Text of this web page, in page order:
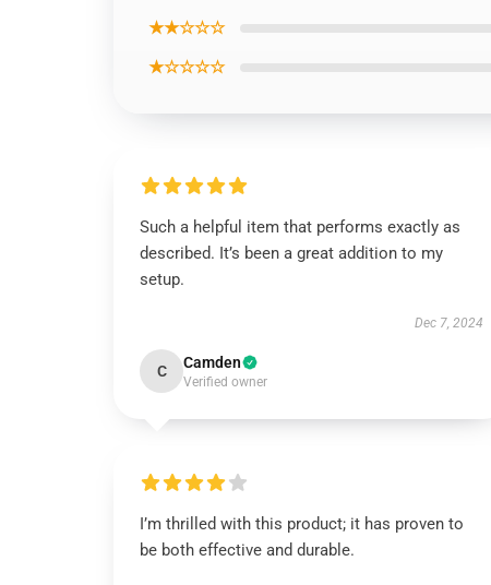
★★☆☆☆
★☆☆☆☆
Such a helpful item that performs exactly as
described. It’s been a great addition to my
setup.
Dec 7, 2024
C Camden
Verified owner
I’m thrilled with this product; it has proven to
be both effective and durable.